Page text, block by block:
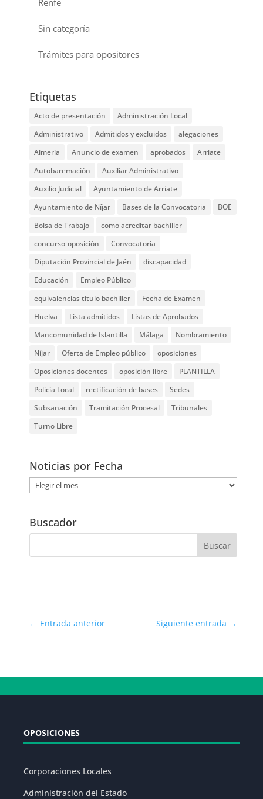
Sin categoría
Trámites para opositores
Etiquetas
Acto de presentación
Administración Local
Administrativo
Admitidos y excluidos
alegaciones
Almería
Anuncio de examen aprobados
Arriate
Autobaremación
Auxiliar Administrativo
Auxilio Judicial
Ayuntamiento de Arriate
Ayuntamiento de Níjar
Bases de la Convocatoria
BOE
Bolsa de Trabajo
como acreditar bachiller
concurso-oposición
Convocatoria
Diputación Provincial de Jaén
discapacidad
Educación
Empleo Público
equivalencias titulo bachiller
Fecha de Examen
Huelva
Lista admitidos
Listas de Aprobados
Mancomunidad de Islantilla
Málaga
Nombramiento
Níjar
Oferta de Empleo público
oposiciones
Oposiciones docentes
oposición libre
PLANTILLA
Policía Local
rectificación de bases
Sedes
Subsanación
Tramitación Procesal
Tribunales
Turno Libre
Noticias por Fecha
Noticias
por
Buscador
← Entrada anterior Siguiente entrada →
OPOSICIONES
Corporaciones Locales
Administración del Estado